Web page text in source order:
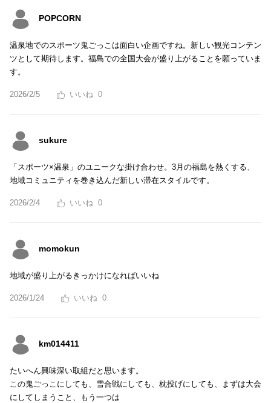
POPCORN
温泉地でのスポーツ鬼ごっこは面白い企画ですね。新しい観光コンテン
ツとして期待します。福島での全国大会が盛り上がることを願っていま
す。
2026/2/5 0
sukure
「スポーツ×温泉」のユニークな掛け合わせ。3月の福島を熱くする、
地域コミュニティを巻き込んだ新しい滞在スタイルです。
2026/2/4 0
momokun
地域が盛り上がるきっかけになればいいね
2026/1/24 0
km014411
たいへん興味深い取組だと思います。
この鬼ごっこにしても、雪合戦にしても、枕投げにしても、まずは大会
にしてしまうこと、もう一つは